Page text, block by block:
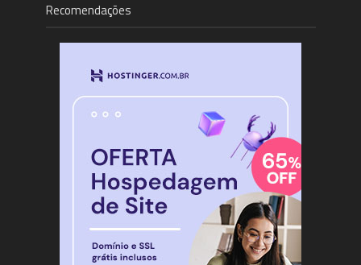
Recomendações